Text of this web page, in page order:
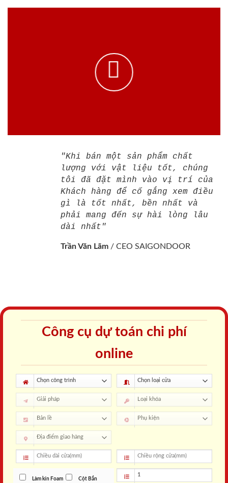
"Khi bán một sản phẩm chất
lượng với vật liệu tốt, chúng
tôi đã đặt mình vào vị trí của
Khách hàng để cố gắng xem điều
gì là tốt nhất, bền nhất và
phải mang đến sự hài lòng lâu
dài nhất"
Trần Văn Lãm / CEO SAIGONDOOR
Công cụ dự toán chi phí
online
Làm kín Foam
Cột Bắn